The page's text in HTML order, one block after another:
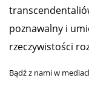
poznawalny i
rzeczywistości
Bądź z nami w